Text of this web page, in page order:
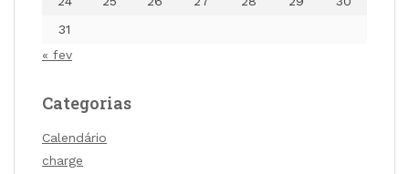
31
« fev
Categorias
Calendário
charge